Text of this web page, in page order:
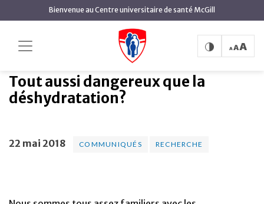
principal
Bienvenue au Centre universitaire de santé McGill
Communiqués
que la déshydratation?
Tout aussi dangereux que la
déshydratation?
22 mai 2018 COMMUNIQUÉS RECHERCHE